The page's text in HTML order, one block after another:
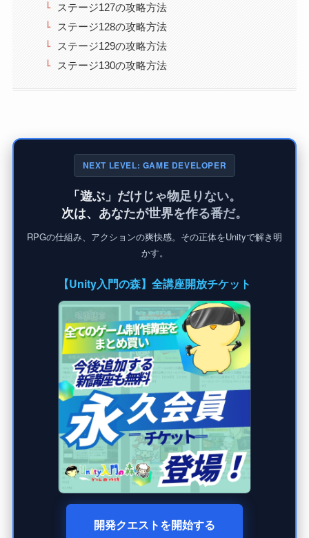
ステージ127の攻略方法
ステージ128の攻略方法
ステージ129の攻略方法
ステージ130の攻略方法
NEXT LEVEL: GAME DEVELOPER
「遊ぶ」だけじゃ物足りない。
次は、あなたが世界を作る番だ。
RPGの仕組み、アクションの爽快感。その正体をUnityで解き明
かす。
【Unity入門の森】全講座開放チケット
開発クエストを開始する